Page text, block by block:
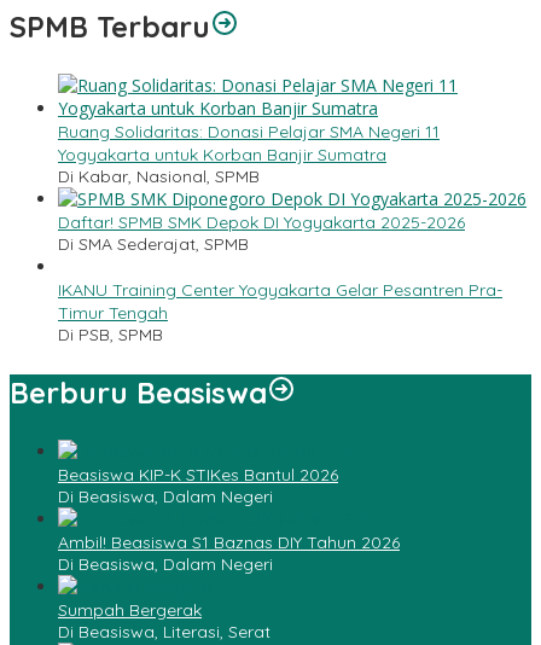
SPMB Terbaru
Ruang Solidaritas: Donasi Pelajar SMA Negeri 11
Yogyakarta untuk Korban Banjir Sumatra
Di Kabar, Nasional, SPMB
Daftar! SPMB SMK Depok DI Yogyakarta 2025-2026
Di SMA Sederajat, SPMB
IKANU Training Center Yogyakarta Gelar Pesantren Pra-
Timur Tengah
Di PSB, SPMB
Berburu Beasiswa
Beasiswa KIP-K STIKes Bantul 2026
Di Beasiswa, Dalam Negeri
Ambil! Beasiswa S1 Baznas DIY Tahun 2026
Di Beasiswa, Dalam Negeri
Sumpah Bergerak
Di Beasiswa, Literasi, Serat